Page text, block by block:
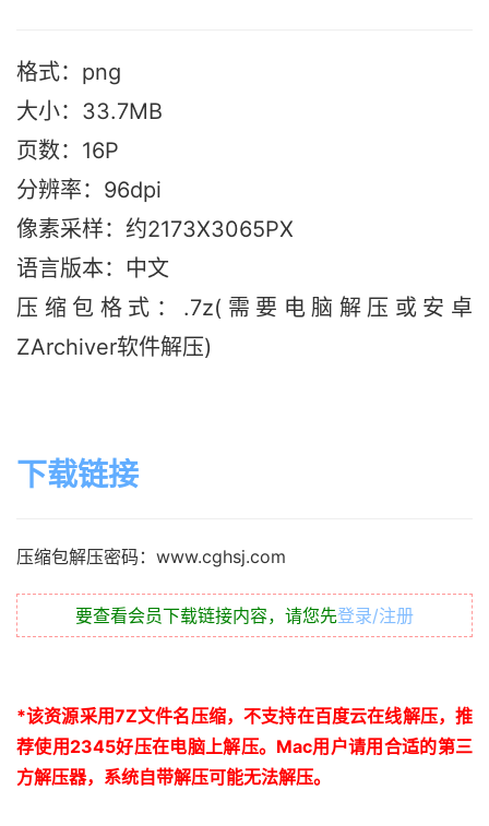
格式：png
大小：33.7MB
页数：16P
分辨率：96dpi
像素采样：约2173X3065PX
语言版本：中文
压缩包格式：.7z(需要电脑解压或安卓
ZArchiver软件解压)
下载链接
压缩包解压密码：www.cghsj.com
要查看会员下载链接内容，请您先登录/注册
*该资源采用7Z文件名压缩，不支持在百度云在线解压，推
荐使用2345好压在电脑上解压。 Mac用户请用合适的第三
方解压器，系统自带解压可能无法解压。